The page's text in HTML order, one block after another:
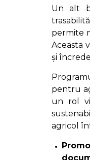
Un alt
permite
Aceasta
și
pentru
un rol
agricol